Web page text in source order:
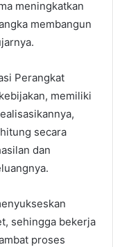
meningkatkan
membangun
Perangkat
memiliki
secara
dan
sehingga bekerja
proses